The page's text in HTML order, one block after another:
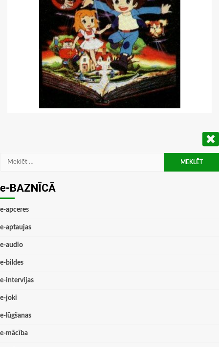
Meklēt:
e-BAZNĪCĀ
e-apceres
e-aptaujas
e-audio
e-bildes
e-intervijas
e-joki
e-lūgšanas
e-mācība